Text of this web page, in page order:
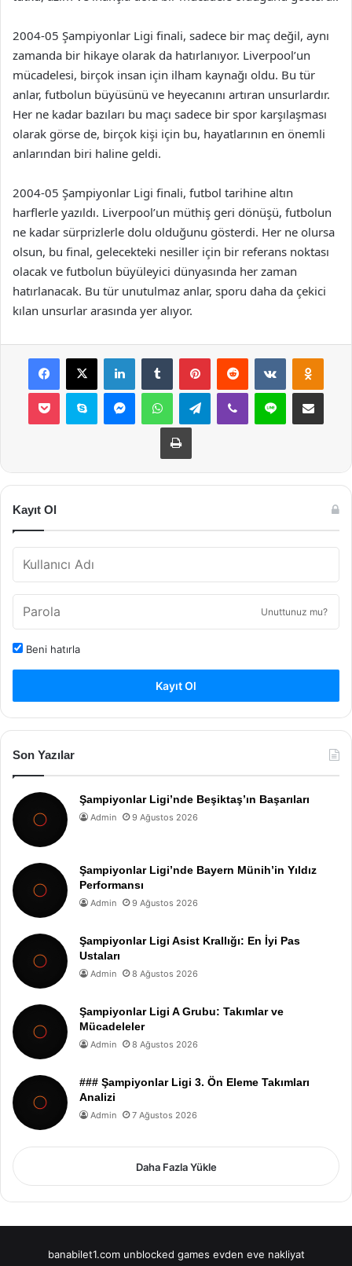
2004-05 Şampiyonlar Ligi finali, sadece bir maç değil, aynı
zamanda bir hikaye olarak da hatırlanıyor. Liverpool’un
mücadelesi, birçok insan için ilham kaynağı oldu. Bu tür
anlar, futbolun büyüsünü ve heyecanını artıran unsurlardır.
Her ne kadar bazıları bu maçı sadece bir spor karşılaşması
olarak görse de, birçok kişi için bu, hayatlarının en önemli
anlarından biri haline geldi.
2004-05 Şampiyonlar Ligi finali, futbol tarihine altın
harflerle yazıldı. Liverpool’un müthiş geri dönüşü, futbolun
ne kadar sürprizlerle dolu olduğunu gösterdi. Her ne olursa
olsun, bu final, gelecekteki nesiller için bir referans noktası
olacak ve futbolun büyüleyici dünyasında her zaman
hatırlanacak. Bu tür unutulmaz anlar, sporu daha da çekici
kılan unsurlar arasında yer alıyor.
Facebook
X LinkedInTumblr PinterestReddit VKontakte
Pocket Skype MessengerWhatsAppTelegramViber Line E-Posta ile
Yazdır
Kayıt Ol
Unuttunuz mu?
Beni hatırla
Kayıt Ol
Son Yazılar
Şampiyonlar Ligi’nde Beşiktaş’ın Başarıları
Admin 9 Ağustos 2026
Şampiyonlar Ligi’nde Bayern Münih’in Yıldız
Performansı
Admin 9 Ağustos 2026
Şampiyonlar Ligi Asist Krallığı: En İyi Pas
Ustaları
Admin 8 Ağustos 2026
Şampiyonlar Ligi A Grubu: Takımlar ve
Mücadeleler
Admin 8 Ağustos 2026
### Şampiyonlar Ligi 3. Ön Eleme Takımları
Analizi
Admin 7 Ağustos 2026
Daha Fazla Yükle
banabilet1.com unblocked games evden eve nakliyat